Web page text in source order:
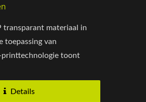
transparant materiaal in
toepassing van
printtechnologie toont
Details